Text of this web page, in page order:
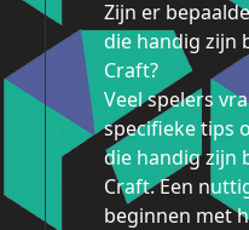
Zijn er
die handig zijn
Craft?
Veel spelers
specifieke tips
die handig zijn
Craft. Een
beginnen met